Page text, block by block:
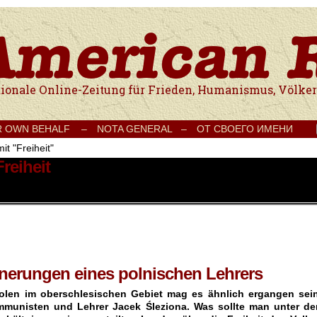
Onlinezeitung für Frieden, Humanismus, Völkerverständigung und
OWN BEHALF – NOTA GENERAL – ОТ СВОЕГО ИМЕНИ
"Freiheit"
eines polnischen Lehrers
im oberschlesischen Gebiet mag es ähnlich ergangen
und Lehrer Jacek Śleziona. Was sollte man unter